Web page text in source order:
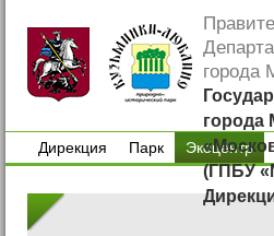
города
города
(ГПБУ
Дирекция
Парк
Экоцентр